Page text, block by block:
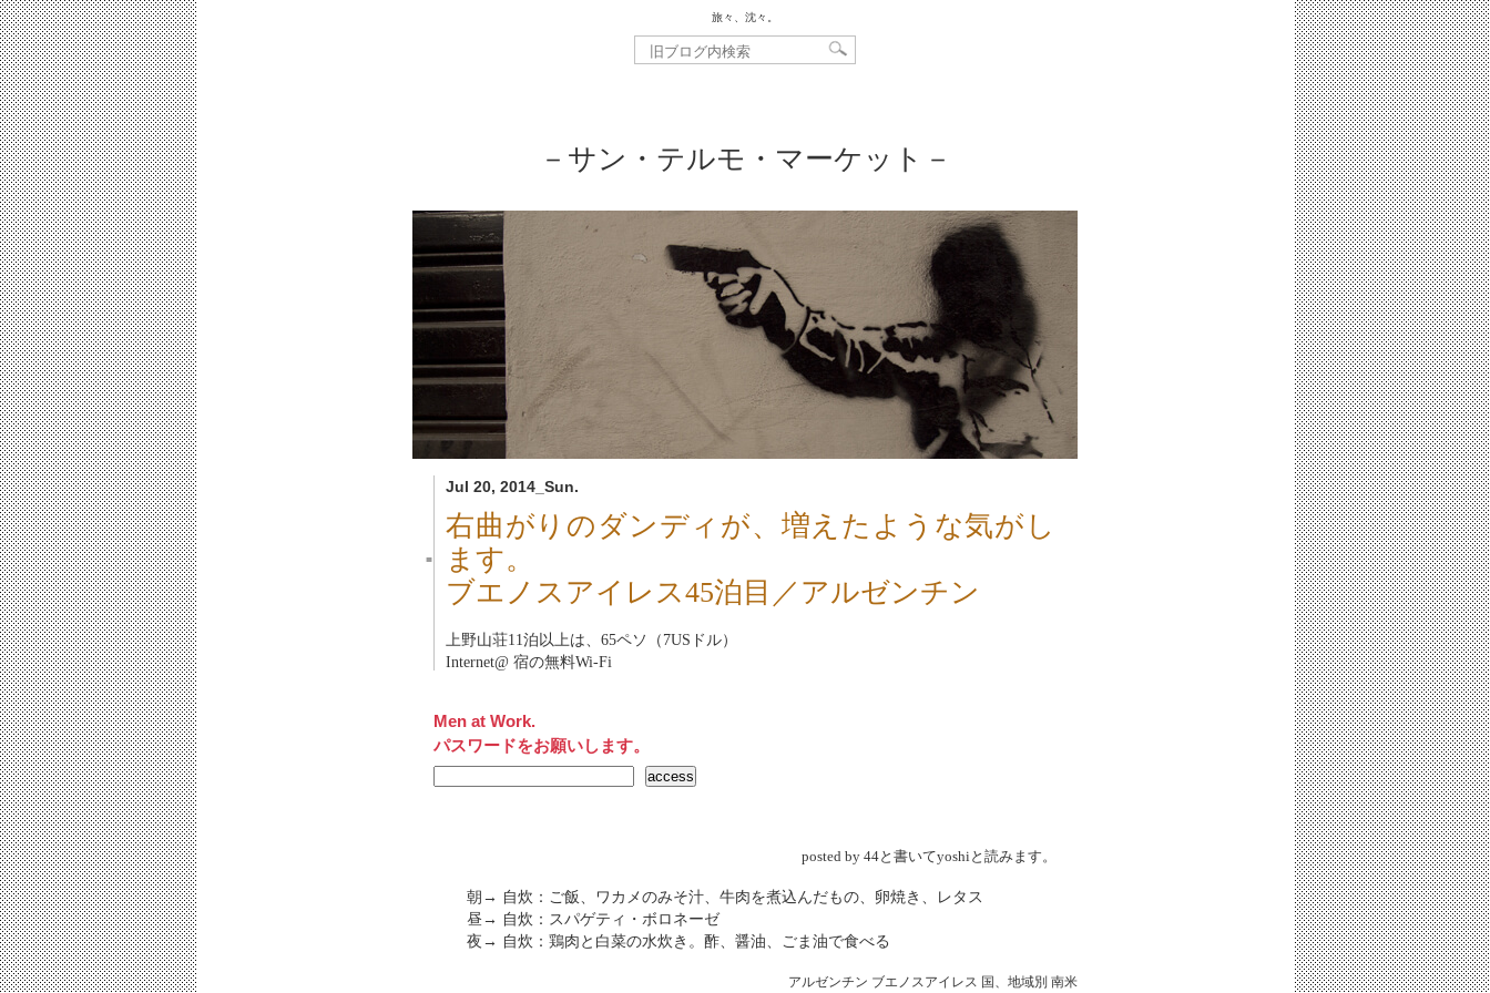
旅々、沈々。
－サン・テルモ・マーケット－
Jul 20, 2014_Sun.
■
右曲がりのダンディが、増えたような気がし
ます。
ブエノスアイレス45泊目／アルゼンチン
上野山荘11泊以上は、65ペソ（7USドル）
Internet@ 宿の無料Wi-Fi
Men at Work.
パスワードをお願いします。
posted by 44と書いてyoshiと読みます。
朝→ 自炊：ご飯、ワカメのみそ汁、牛肉を煮込んだもの、卵焼き、レタス
昼→ 自炊：スパゲティ・ボロネーゼ
夜→ 自炊：鶏肉と白菜の水炊き。酢、醤油、ごま油で食べる
アルゼンチン ブエノスアイレス 国、地域別 南米